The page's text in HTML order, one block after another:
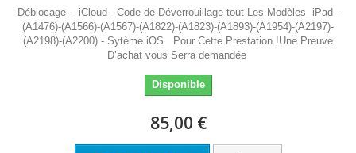
Déblocage - iCloud - Code de Déverrouillage tout Les Modèles iPad -
(A1476)-(A1566)-(A1567)-(A1822)-(A1823)-(A1893)-(A1954)-(A2197)-
(A2198)-(A2200) - Sytème iOS Pour Cette Prestation !Une Preuve
D’achat vous Serra demandée
Disponible
85,00 €